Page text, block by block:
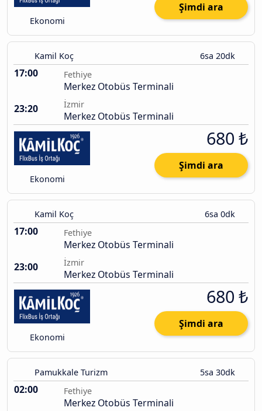
Ekonomi
Şimdi ara
Kamil Koç 6sa 20dk
17:00 Fethiye
Merkez Otobüs Terminali
23:20
İzmir
Merkez Otobüs Terminali
Ekonomi
680 ₺
Şimdi ara
Kamil Koç 6sa 0dk
17:00 Fethiye
Merkez Otobüs Terminali
23:00
İzmir
Merkez Otobüs Terminali
Ekonomi
680 ₺
Şimdi ara
Pamukkale Turizm 5sa 30dk
02:00 Fethiye
Merkez Otobüs Terminali